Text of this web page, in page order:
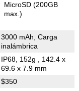
MicroSD (200GB
max.)
3000 mAh, Carga
inalámbrica
IP68, 152g
, 142.4 x
69.6 x 7.9 mm
$350